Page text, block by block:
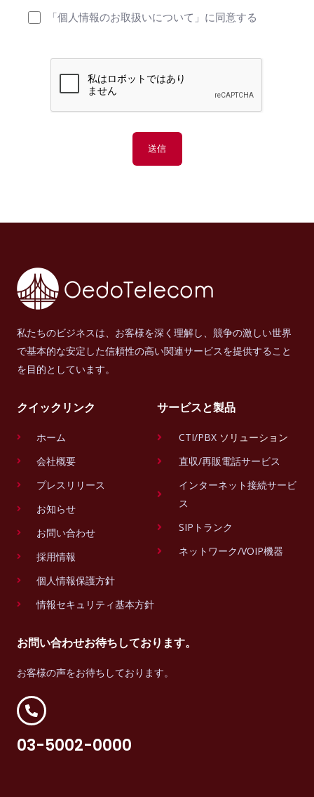
「個人情報のお取扱いについて」に同意する
私たちのビジネスは、お客様を深く理解し、競争の激しい世界
で基本的な安定した信頼性の高い関連サービスを提供すること
を目的としています。
クイックリンク
ホーム
会社概要
プレスリリース
お知らせ
お問い合わせ
採用情報
個人情報保護方針
情報セキュリティ基本方針
サービスと製品
CTI/PBX ソリューション
直収/再販電話サービス
インターネット接続サービ
ス
SIPトランク
ネットワーク/VOIP機器
お問い合わせお待ちしております。
お客様の声をお待ちしております。
03-5002-0000